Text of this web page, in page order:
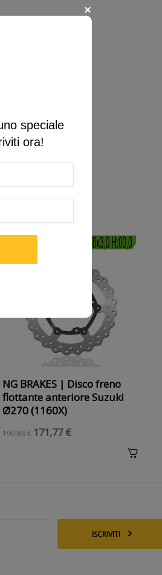
NG BRAKES | Disco freno
flottante anteriore Suzuki
Ø270 (1160X)
190,86 € 171,77 €
ISCRIVITI
speciale
ora!